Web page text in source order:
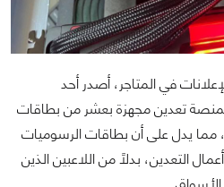
في المتاجر، أصدر أحد
تعدين مجهزة بعشر من بطاقات
، مما يدل على أن بطاقات الرسوميات
التعدين، بدلاً من اللاعبين الذين